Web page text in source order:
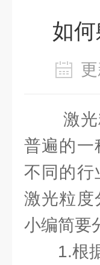
如
激
普遍的一
不同的行
激光粒度
小编简要
1.根